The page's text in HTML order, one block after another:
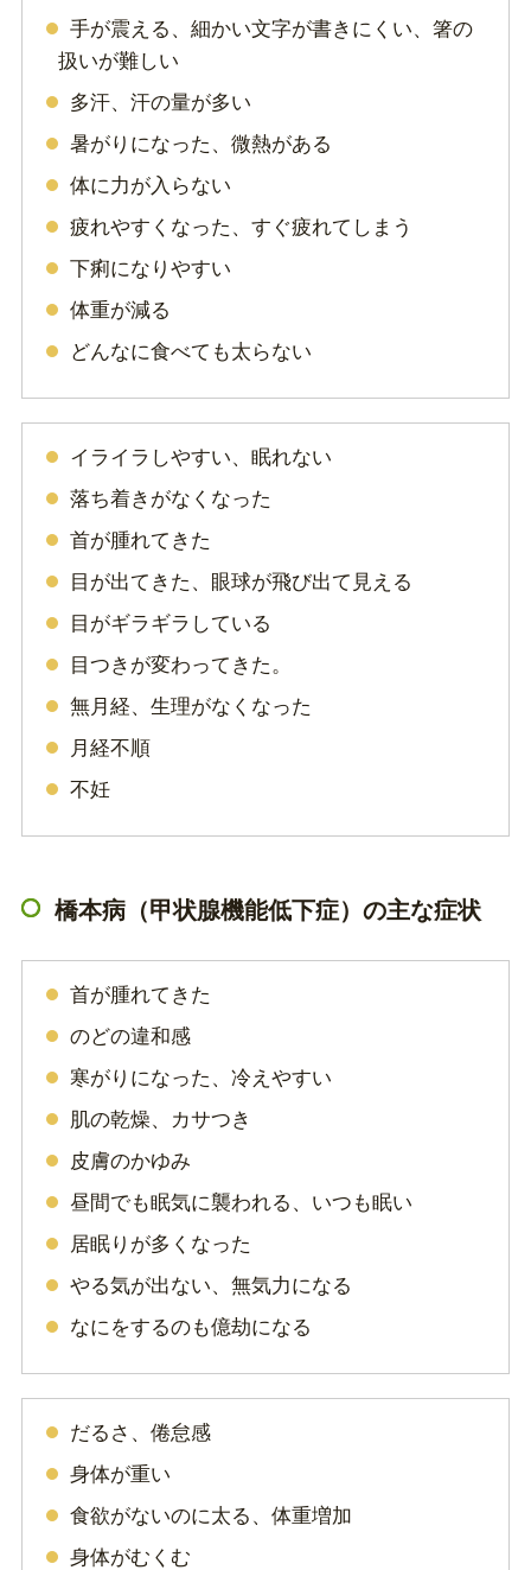
手が震える、細かい文字が書きにくい、箸の
扱いが難しい
多汗、汗の量が多い
暑がりになった、微熱がある
体に力が入らない
疲れやすくなった、すぐ疲れてしまう
下痢になりやすい
体重が減る
どんなに食べても太らない
イライラしやすい、眠れない
落ち着きがなくなった
首が腫れてきた
目が出てきた、眼球が飛び出て見える
目がギラギラしている
目つきが変わってきた。
無月経、生理がなくなった
月経不順
不妊
橋本病（甲状腺機能低下症）の主な症状
首が腫れてきた
のどの違和感
寒がりになった、冷えやすい
肌の乾燥、カサつき
皮膚のかゆみ
昼間でも眠気に襲われる、いつも眠い
居眠りが多くなった
やる気が出ない、無気力になる
なにをするのも億劫になる
だるさ、倦怠感
身体が重い
食欲がないのに太る、体重増加
身体がむくむ